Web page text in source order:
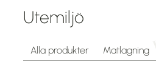
Utemiljö
Alla produkter Matlagning